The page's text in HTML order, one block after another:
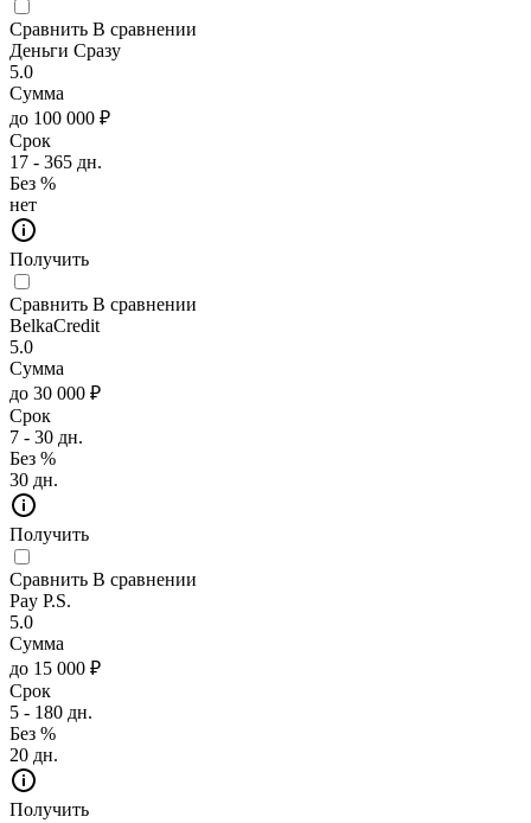
Сравнить В сравнении
Деньги Сразу
5.0
Сумма
до 100 000 ₽
Срок
17 - 365 дн.
Без %
нет
Получить
Сравнить В сравнении
BelkaCredit
5.0
Сумма
до 30 000 ₽
Срок
7 - 30 дн.
Без %
30 дн.
Получить
Сравнить В сравнении
Pay P.S.
5.0
Сумма
до 15 000 ₽
Срок
5 - 180 дн.
Без %
20 дн.
Получить